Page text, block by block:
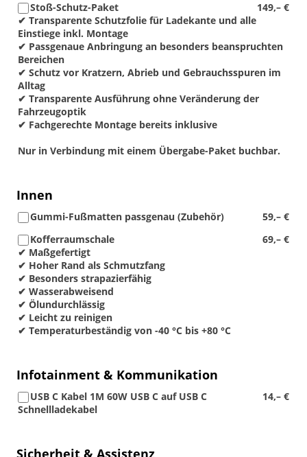
149,– €
Stoß-Schutz-Paket
✔ Transparente Schutzfolie für Ladekante und alle
Einstiege inkl. Montage
✔ Passgenaue Anbringung an besonders beanspruchten
Bereichen
✔ Schutz vor Kratzern, Abrieb und Gebrauchsspuren im
Alltag
✔ Transparente Ausführung ohne Veränderung der
Fahrzeugoptik
✔ Fachgerechte Montage bereits inklusive
Nur in Verbindung mit einem Übergabe-Paket buchbar.
Innen
59,– €
Gummi-Fußmatten passgenau (Zubehör)
69,– €
Kofferraumschale
✔ Maßgefertigt
✔ Hoher Rand als Schmutzfang
✔ Besonders strapazierfähig
✔ Wasserabweisend
✔ Ölundurchlässig
✔ Leicht zu reinigen
✔ Temperaturbeständig von -40 °C bis +80 °C
Infotainment & Kommunikation
14,– €
USB C Kabel 1M 60W USB C auf USB C
Schnellladekabel
Sicherheit & Assistenz